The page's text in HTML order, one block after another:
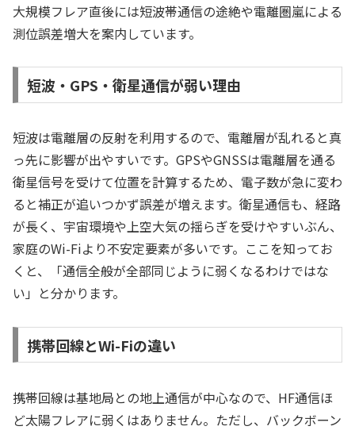
大規模フレア直後には短波帯通信の途絶や電離圏嵐による
測位誤差増大を案内しています。
短波・GPS・衛星通信が弱い理由
短波は電離層の反射を利用するので、電離層が乱れると真
っ先に影響が出やすいです。GPSやGNSSは電離層を通る
衛星信号を受けて位置を計算するため、電子数が急に変わ
ると補正が追いつかず誤差が増えます。衛星通信も、経路
が長く、宇宙環境や上空大気の揺らぎを受けやすいぶん、
家庭のWi-Fiより不安定要素が多いです。ここを知ってお
くと、「通信全般が全部同じように弱くなるわけではな
い」と分かります。
携帯回線とWi-Fiの違い
携帯回線は基地局との地上通信が中心なので、HF通信ほ
ど太陽フレアに弱くはありません。ただし、バックボーン